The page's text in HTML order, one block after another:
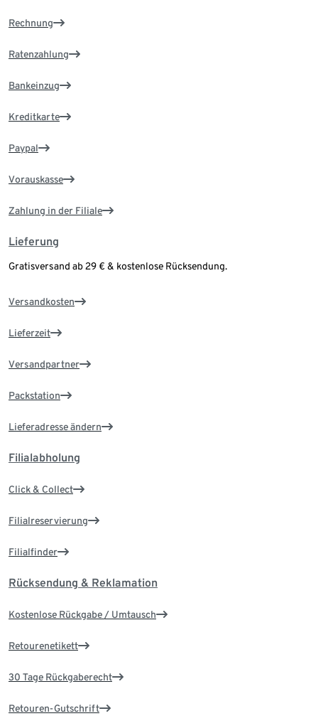
Rechnung
Ratenzahlung
Bankeinzug
Kreditkarte
Paypal
Vorauskasse
Zahlung in der Filiale
Lieferung
Gratisversand ab 29 € & kostenlose Rücksendung.
Versandkosten
Lieferzeit
Versandpartner
Packstation
Lieferadresse ändern
Filialabholung
Click & Collect
Filialreservierung
Filialfinder
Rücksendung & Reklamation
Kostenlose Rückgabe / Umtausch
Retourenetikett
30 Tage Rückgaberecht
Retouren-Gutschrift